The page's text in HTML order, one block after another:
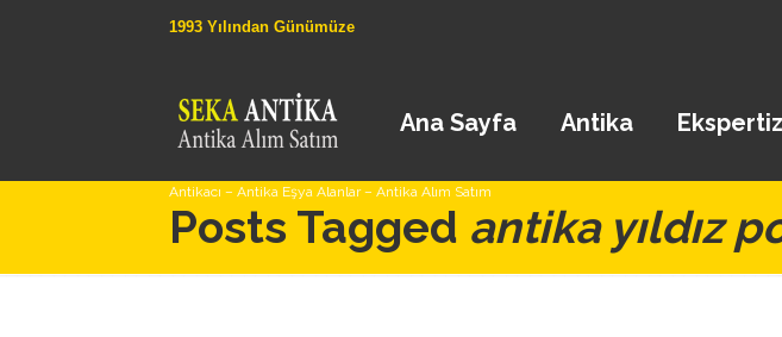
1993 Yılından Günümüze
Antikacı – Antika Eşya Alanlar – Antika Alım Satım
Ana Sayfa Antika
Posts Tagged antika yıldız